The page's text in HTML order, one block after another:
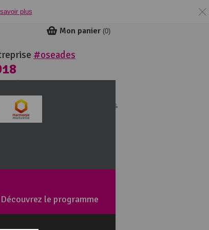
plus
#oseades
Mon panier (0)
Découvrez le programme